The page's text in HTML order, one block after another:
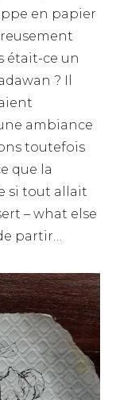
en papier
était-ce un
? Il
ambiance
toutefois
que la
si tout allait
– what else
partir…